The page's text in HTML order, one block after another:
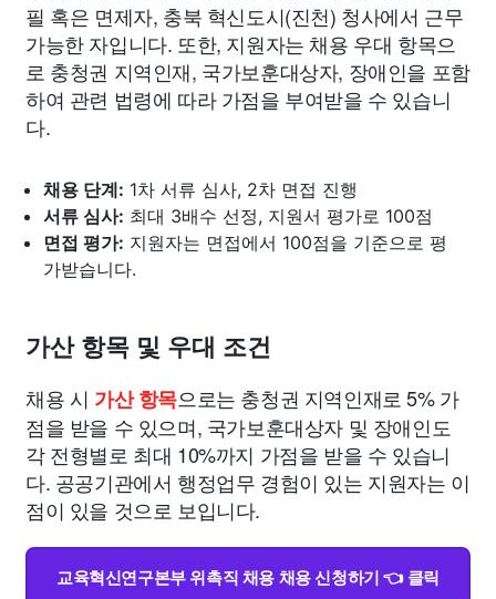
필 혹은 면제자, 충북 혁신도시(진천) 청사에서 근무
가능한 자입니다. 또한, 지원자는 채용 우대 항목으
로 충청권 지역인재, 국가보훈대상자, 장애인을 포함
하여 관련 법령에 따라 가점을 부여받을 수 있습니
다.
채용 단계: 1차 서류 심사, 2차 면접 진행
서류 심사: 최대 3배수 선정, 지원서 평가로 100점
면접 평가: 지원자는 면접에서 100점을 기준으로 평
가받습니다.
가산 항목 및 우대 조건
채용 시 가산 항목으로는 충청권 지역인재로 5% 가
점을 받을 수 있으며, 국가보훈대상자 및 장애인도
각 전형별로 최대 10%까지 가점을 받을 수 있습니
다. 공공기관에서 행정업무 경험이 있는 지원자는 이
점이 있을 것으로 보입니다.
교육혁신연구본부 위촉직 채용 채용 신청하기 👈 클릭